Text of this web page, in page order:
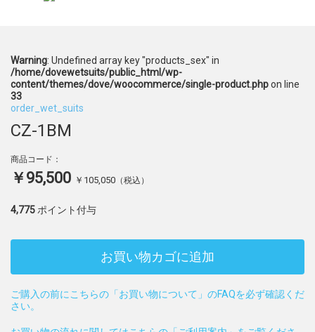
Warning: Undefined array key "products_sex" in
/home/dovewetsuits/public_html/wp-
content/themes/dove/woocommerce/single-product.phpon line
33
order_wet_suits
CZ-1BM
商品コード：
￥95,500 ￥105,050 （税込）
4,775 ポイント付与
お買い物カゴに追加
ご購入の前にこちらの「お買い物について」のFAQを必ず確認くだ
さい。